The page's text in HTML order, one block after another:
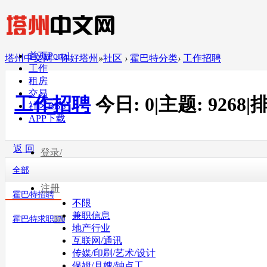
首页Portal
工作
租房
交易
社区BBS
APP下载
登录/
注册
塔州中文网 - 你好塔州 »社区 › 霍巴特分类› 工作招聘
工作招聘 今日: 0|主题: 9268|
返 回
全部
霍巴特招聘
霍巴特求职370
不限
兼职信息
地产行业
互联网/通讯
传媒/印刷/艺术/设计